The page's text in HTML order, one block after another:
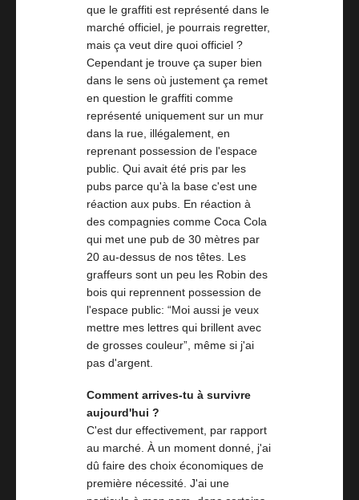
que le graffiti est représenté dans le
marché officiel, je pourrais regretter,
mais ça veut dire quoi officiel ?
Cependant je trouve ça super bien
dans le sens où justement ça remet
en question le graffiti comme
représenté uniquement sur un mur
dans la rue, illégalement, en
reprenant possession de l'espace
public. Qui avait été pris par les
pubs parce qu'à la base c'est une
réaction aux pubs. En réaction à
des compagnies comme Coca Cola
qui met une pub de 30 mètres par
20 au-dessus de nos têtes. Les
graffeurs sont un peu les Robin des
bois qui reprennent possession de
l'espace public: “Moi aussi je veux
mettre mes lettres qui brillent avec
de grosses couleur”, même si j'ai
pas d'argent.
Comment arrives-tu à survivre
aujourd'hui ?
C'est dur effectivement, par rapport
au marché. À un moment donné, j'ai
dû faire des choix économiques de
première nécessité. J'ai une